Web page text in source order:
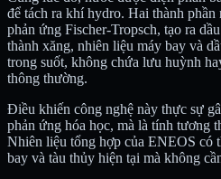
để tách ra khí hydro. Hai thành phần
phản ứng Fischer-Tropsch, tạo ra
thành xăng, nhiên liệu máy bay và
trong suốt, không chứa lưu huỳnh
thông thường.
Điều khiến công nghệ này thực sự
phản ứng hóa học, mà là tính tương
Nhiên liệu tổng hợp của ENEOS có
bay và tàu thủy hiện tại mà không